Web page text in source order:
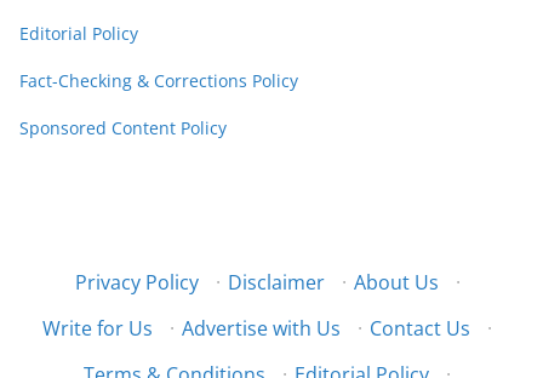
Editorial Policy
Fact-Checking & Corrections Policy
Sponsored Content Policy
Privacy Policy · Disclaimer · About Us
·
Write for Us
· Advertise with Us · Contact Us
·